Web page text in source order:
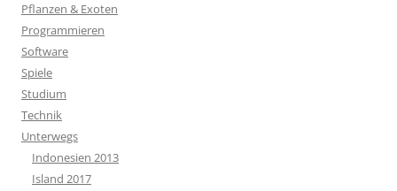
Pflanzen & Exoten
Programmieren
Software
Spiele
Studium
Technik
Unterwegs
Indonesien 2013
Island 2017